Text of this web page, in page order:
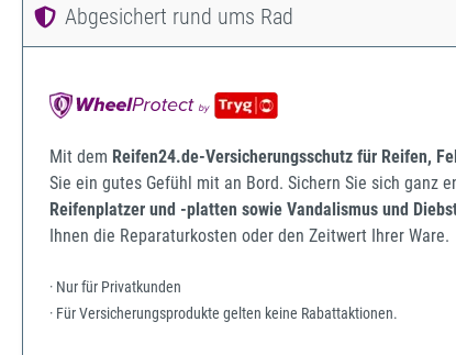
Abgesichert rund ums Rad
Mit dem Reifen24.de-Versicherungsschutz für Reifen,
Sie ein gutes Gefühl mit an Bord. Sichern Sie sich ganz
Reifenplatzer und -platten sowie Vandalismus und
Ihnen die Reparaturkosten oder den Zeitwert Ihrer Ware.
· Nur für Privatkunden
· Für Versicherungsprodukte gelten keine Rabattaktionen.